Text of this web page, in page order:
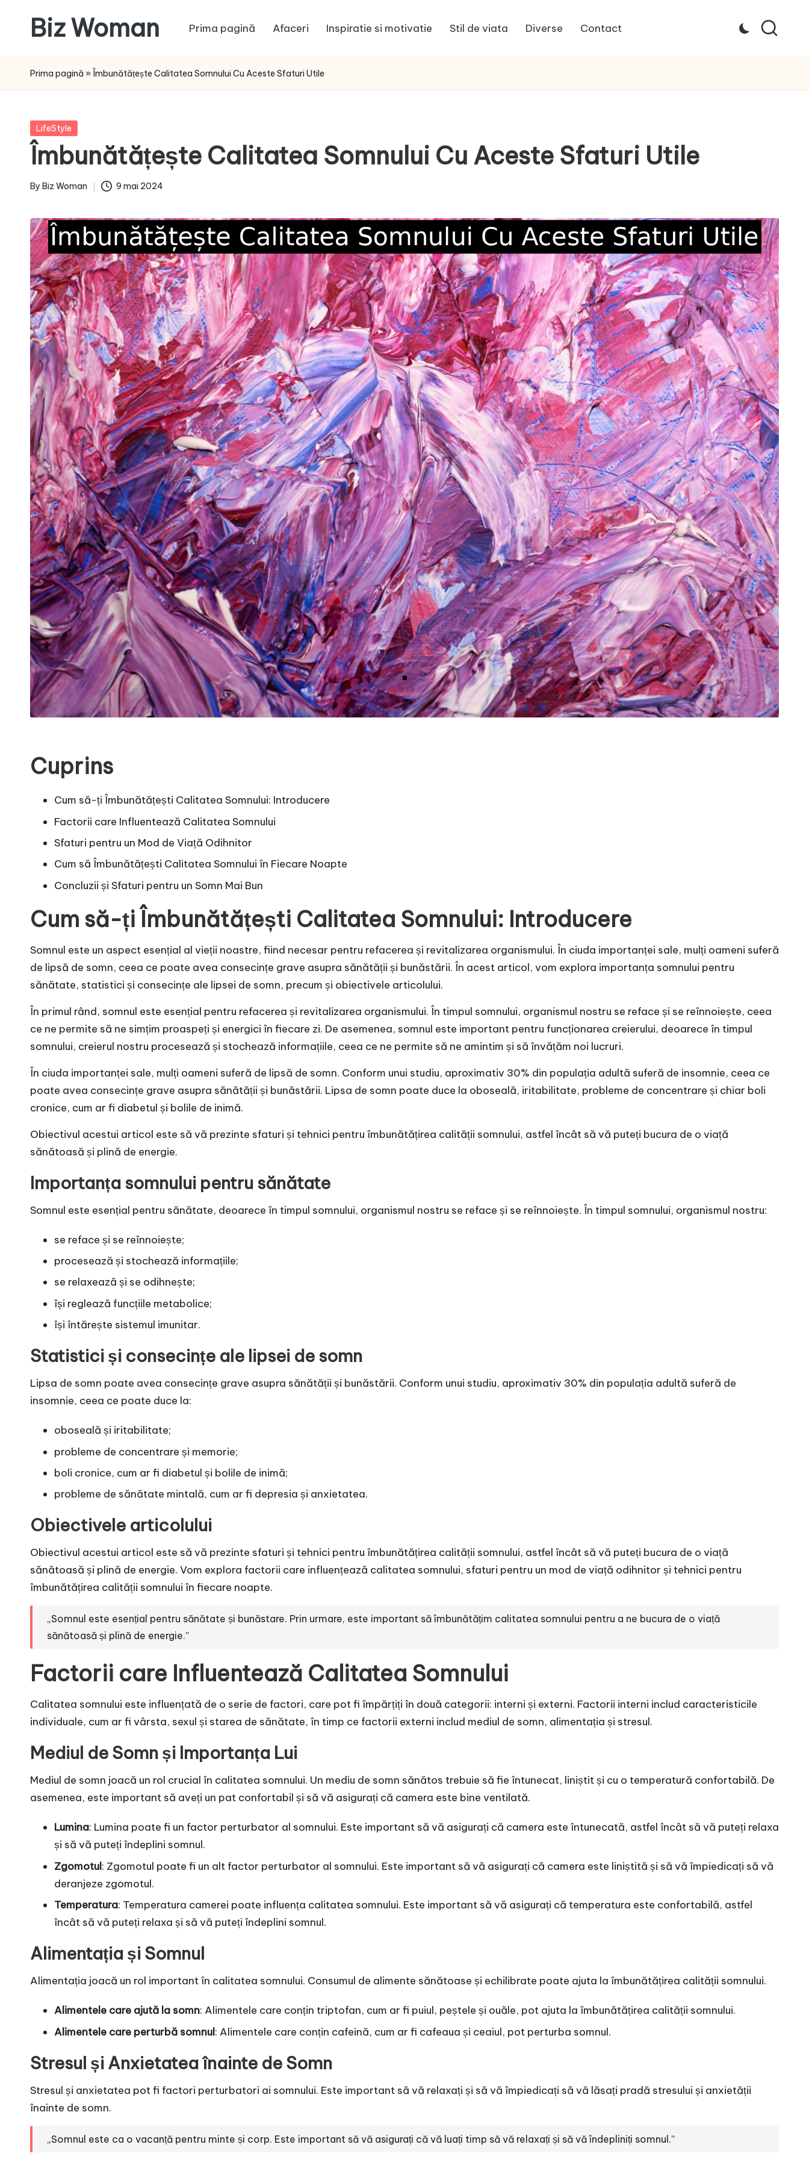
content
Biz Woman
ta,
succesul
Prima pagină Afaceri Inspiratie si motivatie Stil de viata Diverse Contact
Prima pagină » Îmbunătățește Calitatea Somnului Cu Aceste Sfaturi Utile
Posted
in
LifeStyle
Îmbunătățește Calitatea Somnului Cu Aceste Sfaturi Utile
Posted
By Biz Woman 9 mai 2024
Cuprins
Cum să-ți Îmbunătățești Calitatea Somnului: Introducere
Factorii care Influentează Calitatea Somnului
Sfaturi pentru un Mod de Viață Odihnitor
Cum să Îmbunătățești Calitatea Somnului în Fiecare Noapte
Concluzii și Sfaturi pentru un Somn Mai Bun
Cum să-ți Îmbunătățești Calitatea Somnului: Introducere
Somnul este un aspect esențial al vieții noastre, fiind necesar pentru refacerea și revitalizarea organismului. În ciuda importanței sale, mulți oameni suferă
de lipsă de somn, ceea ce poate avea consecințe grave asupra sănătății și bunăstării. În acest articol, vom explora importanța somnului pentru
sănătate, statistici și consecințe ale lipsei de somn, precum și obiectivele articolului.
În primul rând, somnul este esențial pentru refacerea și revitalizarea organismului. În timpul somnului, organismul nostru se reface și se reînnoiește, ceea
ce ne permite să ne simțim proaspeți și energici în fiecare zi. De asemenea, somnul este important pentru funcționarea creierului, deoarece în timpul
somnului, creierul nostru procesează și stochează informațiile, ceea ce ne permite să ne amintim și să învățăm noi lucruri.
În ciuda importanței sale, mulți oameni suferă de lipsă de somn. Conform unui studiu, aproximativ 30% din populația adultă suferă de insomnie, ceea ce
poate avea consecințe grave asupra sănătății și bunăstării. Lipsa de somn poate duce la oboseală, iritabilitate, probleme de concentrare și chiar boli
cronice, cum ar fi diabetul și bolile de inimă.
Obiectivul acestui articol este să vă prezinte sfaturi și tehnici pentru îmbunătățirea calității somnului, astfel încât să vă puteți bucura de o viață
sănătoasă și plină de energie.
Importanța somnului pentru sănătate
Somnul este esențial pentru sănătate, deoarece în timpul somnului, organismul nostru se reface și se reînnoiește. În timpul somnului, organismul nostru:
se reface și se reînnoiește;
procesează și stochează informațiile;
se relaxează și se odihnește;
își reglează funcțiile metabolice;
își întărește sistemul imunitar.
Statistici și consecințe ale lipsei de somn
Lipsa de somn poate avea consecințe grave asupra sănătății și bunăstării. Conform unui studiu, aproximativ 30% din populația adultă suferă de
insomnie, ceea ce poate duce la:
oboseală și iritabilitate;
probleme de concentrare și memorie;
boli cronice, cum ar fi diabetul și bolile de inimă;
probleme de sănătate mintală, cum ar fi depresia și anxietatea.
Obiectivele articolului
Obiectivul acestui articol este să vă prezinte sfaturi și tehnici pentru îmbunătățirea calității somnului, astfel încât să vă puteți bucura de o viață
sănătoasă și plină de energie. Vom explora factorii care influențează calitatea somnului, sfaturi pentru un mod de viață odihnitor și tehnici pentru
îmbunătățirea calității somnului în fiecare noapte.
„Somnul este esențial pentru sănătate și bunăstare. Prin urmare, este important să îmbunătățim calitatea somnului pentru a ne bucura de o viață
sănătoasă și plină de energie.”
Factorii care Influentează Calitatea Somnului
Calitatea somnului este influențată de o serie de factori, care pot fi împărțiți în două categorii: interni și externi. Factorii interni includ caracteristicile
individuale, cum ar fi vârsta, sexul și starea de sănătate, în timp ce factorii externi includ mediul de somn, alimentația și stresul.
Mediul de Somn și Importanța Lui
Mediul de somn joacă un rol crucial în calitatea somnului. Un mediu de somn sănătos trebuie să fie întunecat, liniștit și cu o temperatură confortabilă. De
asemenea, este important să aveți un pat confortabil și să vă asigurați că camera este bine ventilată.
Lumina: Lumina poate fi un factor perturbator al somnului. Este important să vă asigurați că camera este întunecată, astfel încât să vă puteți relaxa
și să vă puteți îndeplini somnul.
Zgomotul: Zgomotul poate fi un alt factor perturbator al somnului. Este important să vă asigurați că camera este liniștită și să vă împiedicați să vă
deranjeze zgomotul.
Temperatura: Temperatura camerei poate influența calitatea somnului. Este important să vă asigurați că temperatura este confortabilă, astfel
încât să vă puteți relaxa și să vă puteți îndeplini somnul.
Alimentația și Somnul
Alimentația joacă un rol important în calitatea somnului. Consumul de alimente sănătoase și echilibrate poate ajuta la îmbunătățirea calității somnului.
Alimentele care ajută la somn: Alimentele care conțin triptofan, cum ar fi puiul, peștele și ouăle, pot ajuta la îmbunătățirea calității somnului.
Alimentele care perturbă somnul: Alimentele care conțin cafeină, cum ar fi cafeaua și ceaiul, pot perturba somnul.
Stresul și Anxietatea înainte de Somn
Stresul și anxietatea pot fi factori perturbatori ai somnului. Este important să vă relaxați și să vă împiedicați să vă lăsați pradă stresului și anxietății
înainte de somn.
„Somnul este ca o vacanță pentru minte și corp. Este important să vă asigurați că vă luați timp să vă relaxați și să vă îndepliniți somnul.”